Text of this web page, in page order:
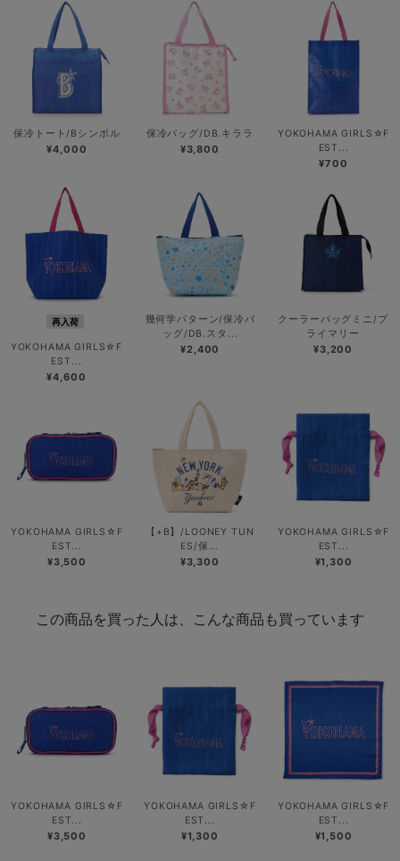
保冷トート/Bシンボル
¥4,000
保冷バッグ/DB.キララ
¥3,800
YOKOHAMA GIRLS☆F
EST...
¥700
再入荷
YOKOHAMA GIRLS☆F
EST...
¥4,600
幾何学パターン/保冷バ
ッグ/DB.スタ...
¥2,400
クーラーバッグミニ/プ
ライマリー
¥3,200
YOKOHAMA GIRLS☆F
EST...
¥3,500
【+B】/LOONEY TUN
ES/保...
¥3,300
YOKOHAMA GIRLS☆F
EST...
¥1,300
この商品を買った人は、こんな商品も買っています
YOKOHAMA GIRLS☆F
EST...
¥3,500
YOKOHAMA GIRLS☆F
EST...
¥1,300
YOKOHAMA GIRLS☆F
EST...
¥1,500